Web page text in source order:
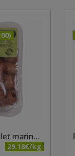
Brochettes de poulet marinées bio 300g Belki
29.18€/kg